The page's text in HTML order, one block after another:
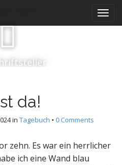
da!
in Tagebuch • 0 Comments
zehn. Es war ein herrlicher
ich eine Wand blau